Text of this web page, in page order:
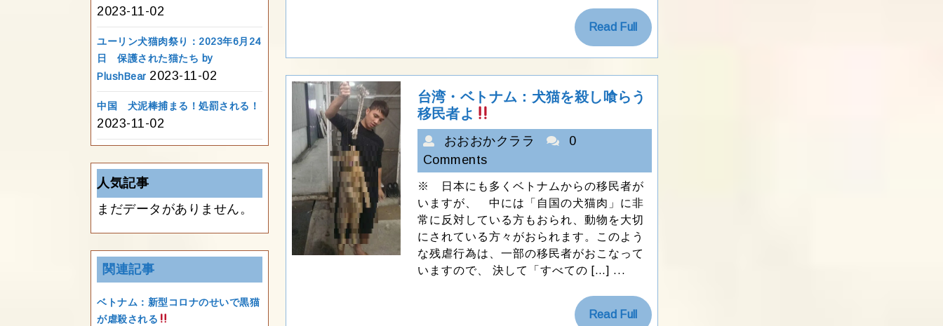
2023-11-02
ユーリン犬猫肉祭り：2023年6月24
日 保護された猫たち by
PlushBear 2023-11-02
中国 犬泥棒捕まる！処罰される！
2023-11-02
人気記事
まだデータがありません。
関連記事
ベトナム：新型コロナのせいで黒猫
が虐殺される
Read Full Read
Full
台湾・ベトナム：犬猫を殺し喰らう
移民者よ
湾・
ベ
ナ
ム：
犬
猫
を
殺
し
喰
おおおかクララ
お
お
か
ク
ラ
ラ
0
Comments
※ 日本にも多くベトナムからの移民者が
いますが、 中には「自国の犬猫肉」に非
常に反対している方もおられ、動物を大切
にされている方々がおられます。このよう
な残虐行為は、一部の移民者がおこなって
いますので、 決して「すべての […] ...
Read Full Read